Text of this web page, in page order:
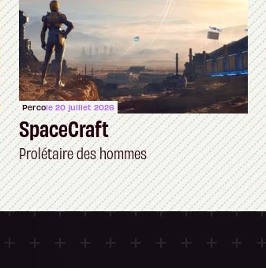
Percole 20 juillet 2026
SpaceCraft
Prolétaire des hommes